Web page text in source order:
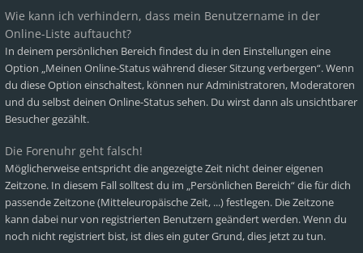
Wie kann ich verhindern, dass mein Benutzername in der
Online-Liste auftaucht?
In deinem persönlichen Bereich findest du in den Einstellungen eine
Option „Meinen Online-Status während dieser Sitzung verbergen“. Wenn
du diese Option einschaltest, können nur Administratoren, Moderatoren
und du selbst deinen Online-Status sehen. Du wirst dann als unsichtbarer
Besucher gezählt.
Die Forenuhr geht falsch!
Möglicherweise entspricht die angezeigte Zeit nicht deiner eigenen
Zeitzone. In diesem Fall solltest du im „Persönlichen Bereich“ die für dich
passende Zeitzone (Mitteleuropäische Zeit, ...) festlegen. Die Zeitzone
kann dabei nur von registrierten Benutzern geändert werden. Wenn du
noch nicht registriert bist, ist dies ein guter Grund, dies jetzt zu tun.